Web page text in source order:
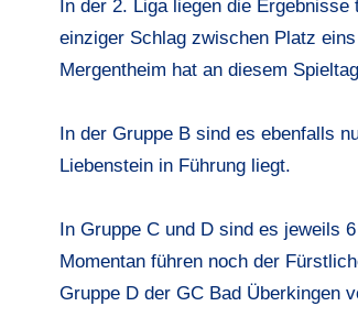
In der 2. Liga liegen die
einziger Schlag zwischen Platz
Mergentheim hat an diesem
In der Gruppe B sind es ebenfalls
Liebenstein in Führung liegt.
In Gruppe C und D sind es jeweils
Momentan führen noch der
Gruppe D der GC Bad Überkingen